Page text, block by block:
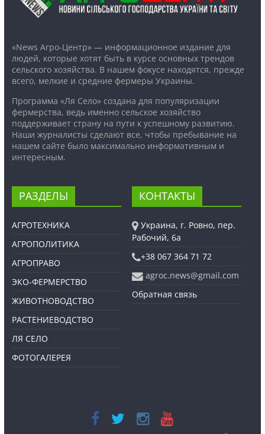
«News Агро-Центр» — информационное издание для
людей, которые хотят быть в курсе основных трендов
сельского хозяйства. В нашем фокусе находятся, прежде
всего, мелкие и средние фермеры Украины.
Программа «Ля Село» создана для популяризации
фермерства, ведь именно сельское хозяйство
поддерживает страну на пути к успешному развитию.
Наши журналисты сделают все, чтобы пребывание на
нашем сайте было максимально информативным и
интересным.
РАЗДЕЛЫ
АГРОТЕХНИКА
АГРОПОЛИТИКА
АГРОПРАВО
ЭКО-ФЕРМЕРСТВО
ЖИВОТНОВОДСТВО
РАСТЕНИЕВОДСТВО
ЛЯ СЕЛО
ФОТОГАЛЕРЕЯ
КОНТАКТЫ
Украина, г. Ровно, пер.
Рабочий, 6а
+38 067 364 71 72
agroc.news@gmail.com
Обратная связь